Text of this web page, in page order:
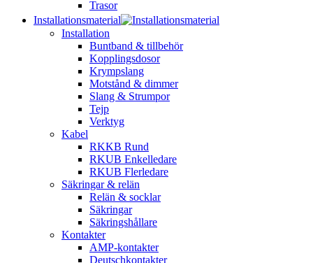
Trasor
Installationsmaterial
Installation
Buntband & tillbehör
Kopplingsdosor
Krympslang
Motstånd & dimmer
Slang & Strumpor
Tejp
Verktyg
Kabel
RKKB Rund
RKUB Enkelledare
RKUB Flerledare
Säkringar & relän
Relän & socklar
Säkringar
Säkringshållare
Kontakter
AMP-kontakter
Deutschkontakter